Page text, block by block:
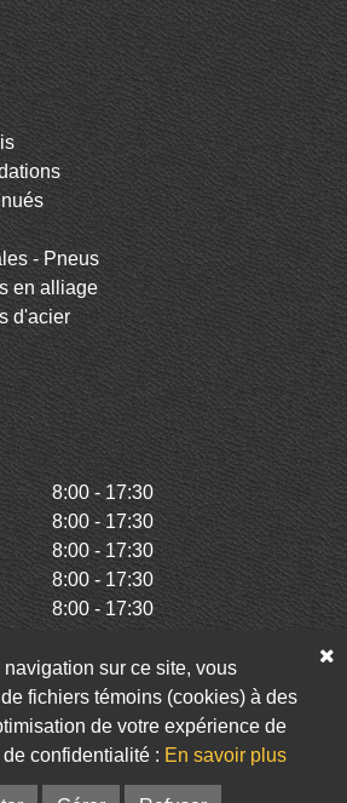
- Pneus
en alliage
d'acier
8:00 - 17:30
8:00 - 17:30
8:00 - 17:30
8:00 - 17:30
8:00 - 17:30
Fermé
Twitter Infolettre
sur ce site, vous
fichiers témoins (cookies) à des
de votre expérience de
confidentialité : En savoir plus